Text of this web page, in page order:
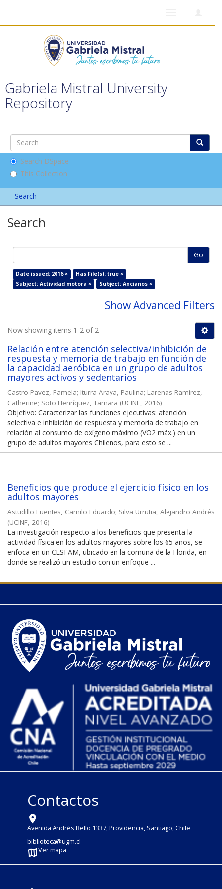
Gabriela Mistral University
Repository
Search DSpace
This Collection
Search
Search
Go
Date issued: 2016 ×
Has File(s): true ×
Subject: Actividad motora ×
Subject: Ancianos ×
Show Advanced Filters
Now showing items 1-2 of 2
Relación entre atención selectiva/inhibición de
respuesta y memoria de trabajo en función de
la capacidad aeróbica en un grupo de adultos
mayores activos y sedentarios
Castro Pavez, Pamela; Iturra Araya, Paulina; Larenas Ramírez,
Catherine; Soto Henríquez, Tamara (UCINF, 2016)
Objetivo: Caracterizar las funciones ejecutivas: atención
selectiva e inhibición de respuesta y memoria de trabajo en
relación al consumo de oxígeno máximo (VO2 máx.) en un
grupo de adultos mayores Chilenos, para esto se ...
Beneficios que produce el ejercicio físico en los
adultos mayores
Astudillo Fuentes, Camilo Eduardo; Silva Urrutia, Alejandro Andrés
(UCINF, 2016)
La investigación respecto a los beneficios que presenta la
actividad física en los adultos mayores sobre los 65 años, se
enfoca en un CESFAM, ubicado en la comuna de la Florida, en
donde se realizó un estudio con un enfoque ...
Contactos
Avenida Andrés Bello 1337, Providencia, Santiago, Chile
biblioteca@ugm.cl
Ver mapa